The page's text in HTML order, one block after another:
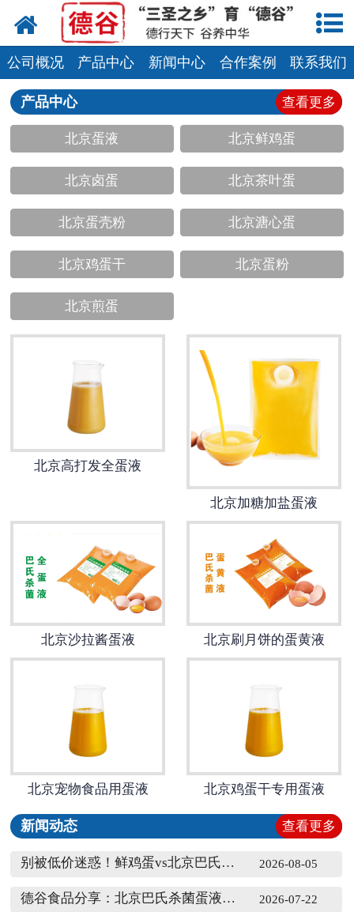
网站首页
蛋液
卤蛋
产品中心
新闻中心
走进德谷
联系我们
公司概况 产品中心 新闻中心 合作案例 联系我们
产品中心 查看更多
北京蛋液 北京鲜鸡蛋
北京卤蛋 北京茶叶蛋
北京蛋壳粉 北京溏心蛋
北京鸡蛋干 北京蛋粉
北京煎蛋
北京高打发全蛋液
北京加糖加盐蛋液
北京沙拉酱蛋液 北京刷月饼的蛋黄液
北京宠物食品用蛋液 北京鸡蛋干专用蛋液
新闻动态 查看更多
2026-08-05
别被低价迷惑！鲜鸡蛋vs北京巴氏杀菌蛋液，哪种更省钱？
2026-07-22
德谷食品分享：北京巴氏杀菌蛋液与鲜鸡蛋，食品生产该如何选？